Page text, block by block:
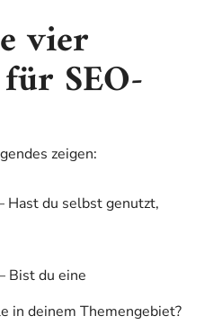
vier
SEO-
zeigen:
Hast du selbst genutzt,
Bist du eine
in deinem Themengebiet?